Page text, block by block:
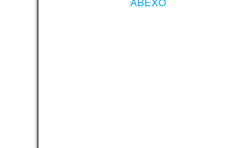
ABEXO